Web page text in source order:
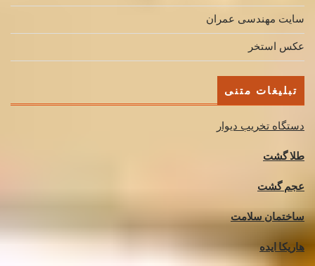
سایت مهندسی عمران
عکس استخر
تبلیغات متنی
دستگاه تخریب دیوار
طلا گشت
عجم گشت
ساختمان سلامت
هاریکا ایده